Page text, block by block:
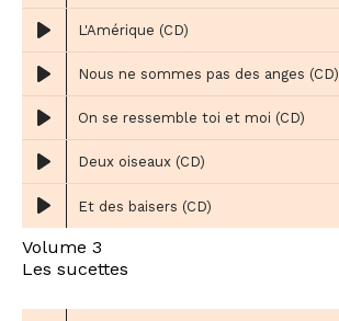
L'Amérique (CD)
Nous ne sommes pas des anges (CD)
On se ressemble toi et moi (CD)
Deux oiseaux (CD)
Et des baisers (CD)
Volume 3
Les sucettes